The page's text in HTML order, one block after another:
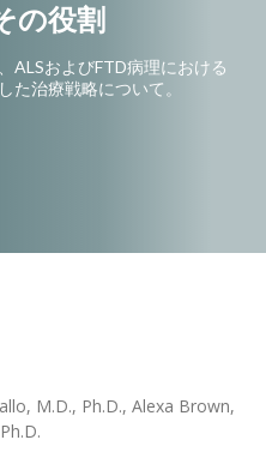
の役割
ALSおよびFTD病理における
た治療戦略について。
M.D., Ph.D., Alexa Brown,